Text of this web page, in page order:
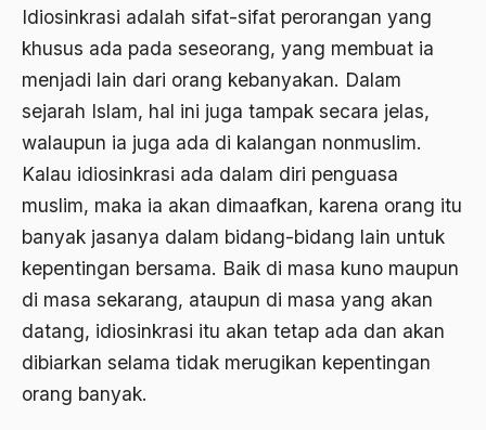
Idiosinkrasi adalah sifat-­sifat perorangan yang
khusus ada pada seseorang, yang membuat ia
menjadi lain dari orang kebanyakan. Dalam
sejarah Islam, hal ini juga tampak secara jelas,
walaupun ia juga ada di kalangan non­muslim.
Kalau idiosinkrasi ada dalam diri penguasa
muslim, maka ia akan dimaafkan, karena orang itu
banyak jasanya dalam bidang­-bidang lain untuk
kepentingan bersama. Baik di masa kuno maupun
di masa sekarang, ataupun di masa yang akan
datang, idiosinkrasi itu akan tetap ada dan akan
dibiarkan selama tidak merugikan kepentingan
orang banyak.
2011
2010
2009
2008
2007
2006
2004
2003
2002
Abdi Masyarakat
abdul wahid hasyim
Abdullah Badawi
Abdullah Syafi'i
Abdurrahman Addakhil
abdurrahman wahid
Abolisi
Aboulhasan Bani Sadr